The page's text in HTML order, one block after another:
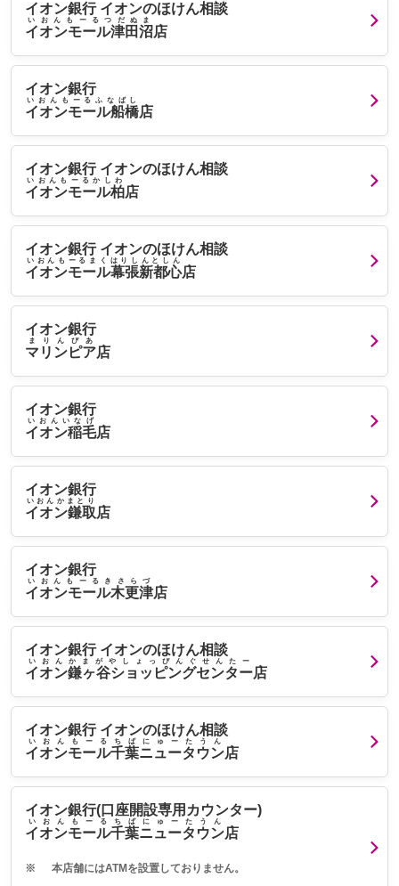
イオン銀行 イオンのほけん相談
イオンモール津田沼
いおんもーるつだぬま
店
イオン銀行
イオンモール船橋
いおんもーるふなばし
店
イオン銀行 イオンのほけん相談
イオンモール柏
いおんもーるかしわ
店
イオン銀行 イオンのほけん相談
イオンモール幕張新都心
いおんもーるまくはりしんとしん
店
イオン銀行
マリンピア
まりんぴあ
店
イオン銀行
イオン稲毛
いおんいなげ
店
イオン銀行
イオン鎌取
いおんかまとり
店
イオン銀行
イオンモール木更津
いおんもーるきさらづ
店
イオン銀行 イオンのほけん相談
イオン鎌ヶ谷ショッピングセンター
いおんかまがやしょっぴんぐせんたー
店
イオン銀行 イオンのほけん相談
イオンモール千葉ニュータウン
いおんもーるちばにゅーたうん
店
イオン銀行(口座開設専用カウンター)
イオンモール千葉ニュータウン
いおんもーるちばにゅーたうん
店
※ 本店舗にはATMを設置しておりません。